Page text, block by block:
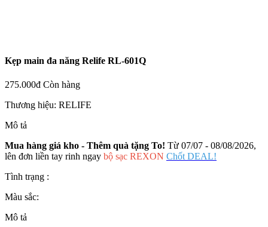
Kẹp main đa năng Relife RL-601Q
275.000đ Còn hàng
Thương hiệu: RELIFE
Mô tả
Mua hàng giá kho - Thêm quà tặng To! Từ 07/07 - 08/08/2026,
lên đơn liền tay rinh ngay bộ sạc REXON Chốt DEAL!
Tình trạng :
Màu sắc:
Mô tả